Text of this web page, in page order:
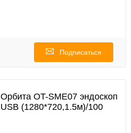
Подписаться
Орбита OT-SME07 эндоскоп
USB (1280*720,1.5м)/100